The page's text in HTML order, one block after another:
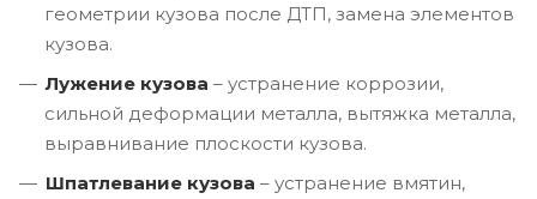
геометрии кузова после ДТП, замена элементов
кузова.
Лужение кузова – устранение коррозии,
сильной деформации металла, вытяжка металла,
выравнивание плоскости кузова.
Шпатлевание кузова – устранение вмятин,